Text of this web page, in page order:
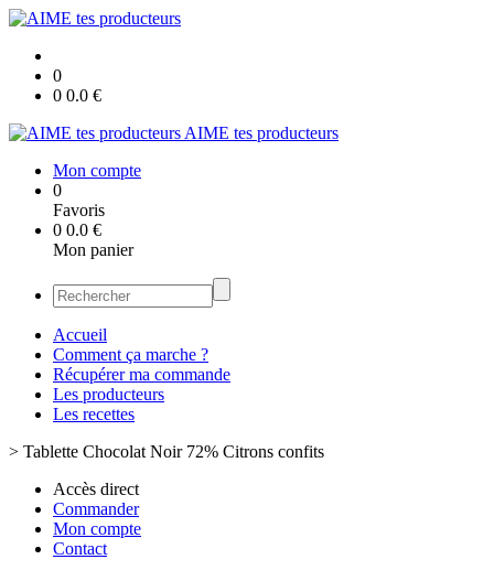
0
0 0.0 €
AIME tes producteurs
Mon compte
0
Favoris
0 0.0 €
Mon panier
Accueil
Comment ça marche ?
Récupérer ma commande
Les producteurs
Les recettes
> Tablette Chocolat Noir 72% Citrons confits
Accès direct
Commander
Mon compte
Contact